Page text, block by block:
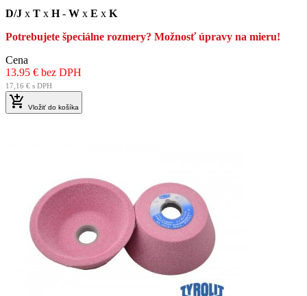
D/J x T x H- W x E x K
Potrebujete špeciálne rozmery? Možnosť úpravy na mieru!
Cena
13.95 € bez DPH
17,16 € s DPH
 Vložiť do košíka